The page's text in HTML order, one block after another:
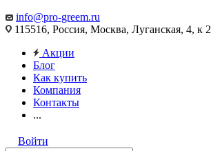
info@pro-greem.ru
115516, Россия, Москва, Луганская, 4, к 2
Акции
Блог
Как купить
Компания
Контакты
...
Войти